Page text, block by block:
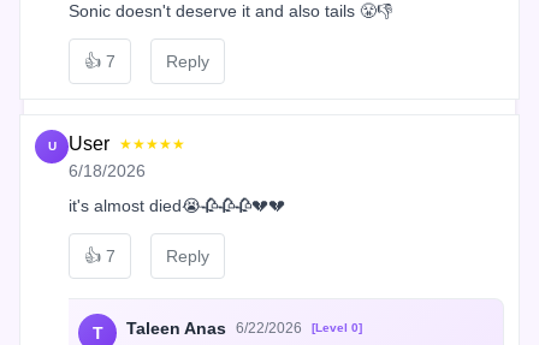
Sonic doesn't deserve it and also tails 😤👎
👍 7 Reply
U User ★★★★★
6/18/2026
it's almost died😭🥀🥀🥀💔💔
👍 7 Reply
T Taleen Anas 6/22/2026 [Level 0]